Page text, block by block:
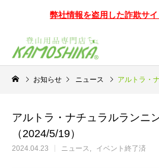
弊社情報を盗用した詐欺サ
お知らせ ニュース アルトラ・ナチュ
アルトラ・ナチュラルランニ
（2024/5/19）
2024.04.23 ニュース イベント終了済